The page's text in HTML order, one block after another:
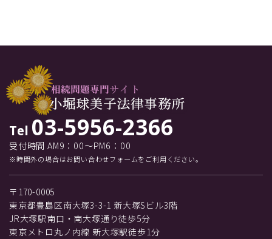
Tel 03-5956-2366
受付時間 AM9：00～PM6：00
※時間外の場合はお問い合わせフォームをご利用ください。
〒170-0005
東京都豊島区南大塚3-3-1 新大塚Sビル3階
JR大塚駅南口・南大塚通り徒歩5分
東京メトロ丸ノ内線 新大塚駅徒歩1分